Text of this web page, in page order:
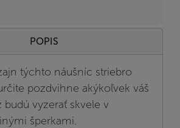
POPIS
týchto náušníc striebro
pozdvihne akýkoľvek váš
budú vyzerať skvele v
šperkami.